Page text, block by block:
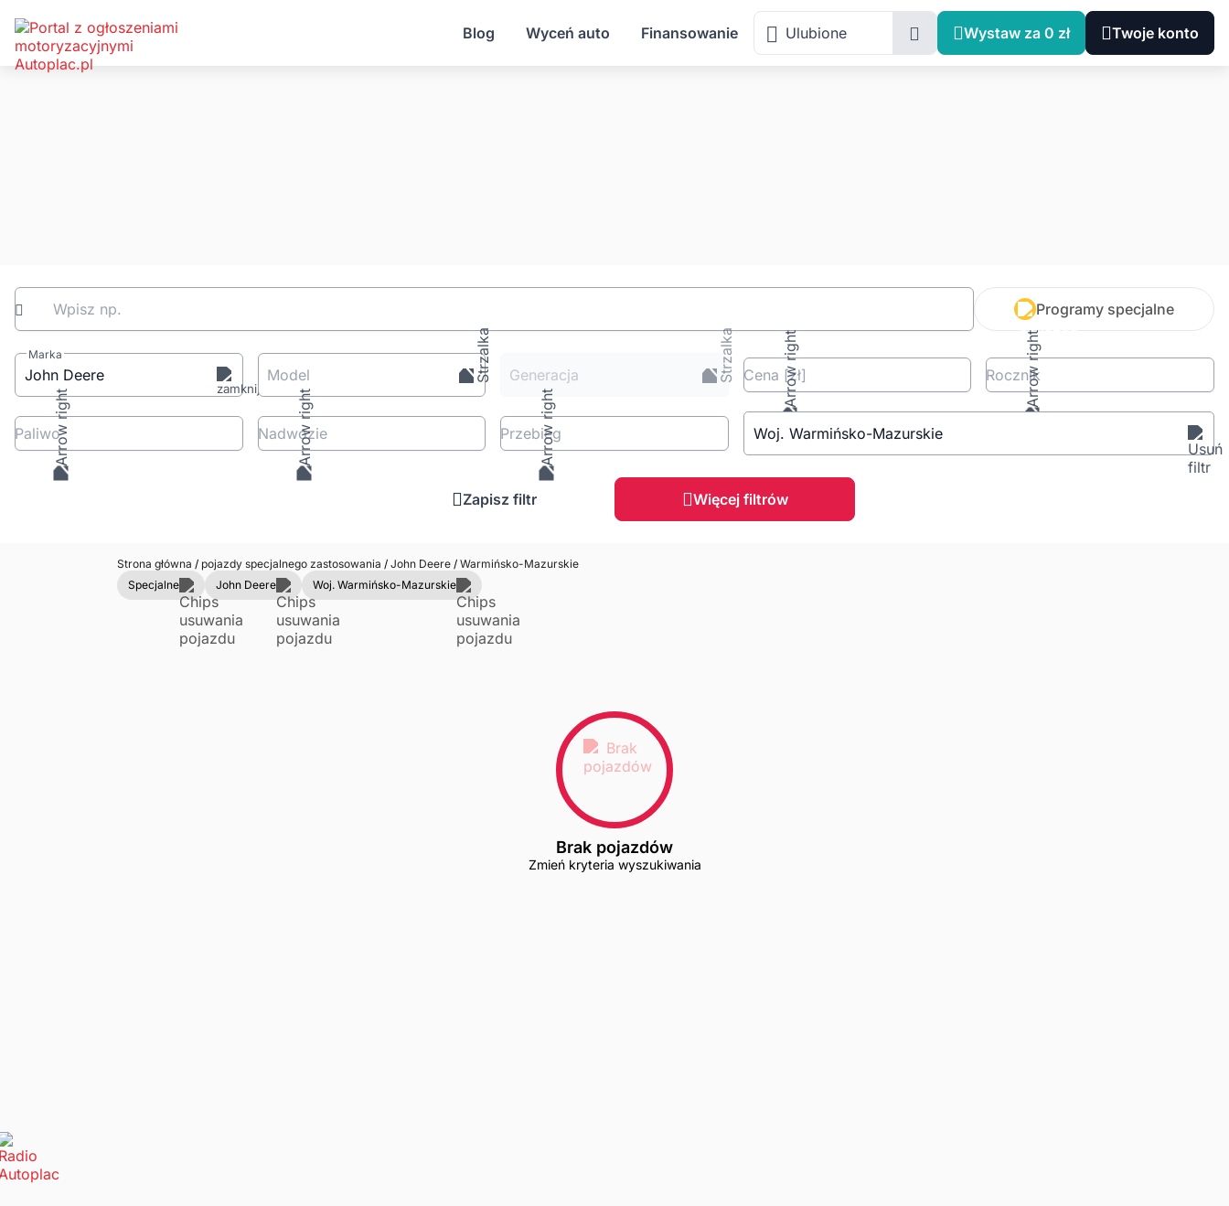
Blog Wyceń auto Finansowanie Ulubione Wystaw za 0 zł Twoje konto
Wpisz np. Programy specjalne
Marka
John Deere Model Generacja Cena [zł] Rocznik
Paliwo Nadwozie Przebieg Woj. Warmińsko-Mazurskie
Zapisz filtr Więcej filtrów
Strona główna /pojazdy specjalnego zastosowania /John Deere /Warmińsko-Mazurskie
Specjalne
John Deere Woj. Warmińsko-Mazurskie
Brak pojazdów
Zmień kryteria wyszukiwania